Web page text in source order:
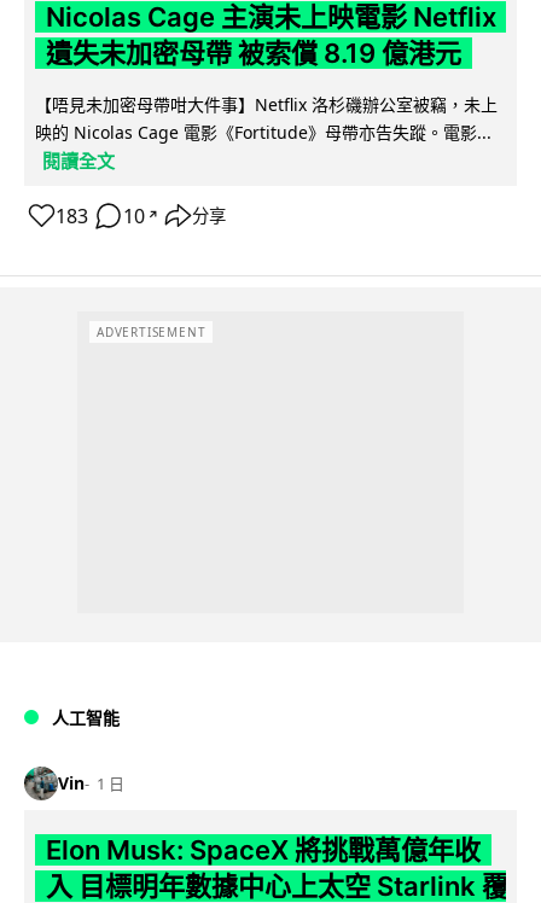
Nicolas Cage 主演未上映電影 Netflix
遺失未加密母帶 被索償 8.19 億港元
【唔見未加密母帶咁大件事】Netflix 洛杉磯辦公室被竊，未上
映的 Nicolas Cage 電影《Fortitude》母帶亦告失蹤。電影...
閱讀全文
183 10 ↗ 分享
ADVERTISEMENT
人工智能
Vin 1 日
Elon Musk: SpaceX 將挑戰萬億年收
入 目標明年數據中心上太空 Starlink 覆